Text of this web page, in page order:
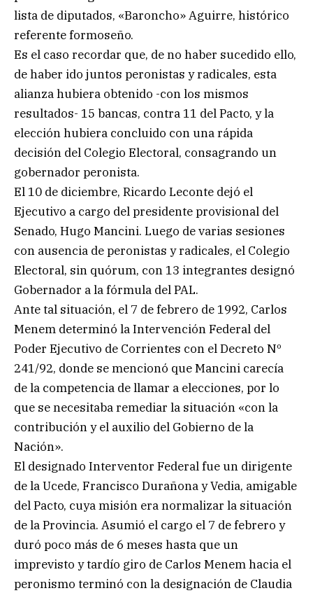
lista de diputados, «Baroncho» Aguirre, histórico
referente formoseño.
Es el caso recordar que, de no haber sucedido ello,
de haber ido juntos peronistas y radicales, esta
alianza hubiera obtenido -con los mismos
resultados- 15 bancas, contra 11 del Pacto, y la
elección hubiera concluido con una rápida
decisión del Colegio Electoral, consagrando un
gobernador peronista.
El 10 de diciembre, Ricardo Leconte dejó el
Ejecutivo a cargo del presidente provisional del
Senado, Hugo Mancini. Luego de varias sesiones
con ausencia de peronistas y radicales, el Colegio
Electoral, sin quórum, con 13 integrantes designó
Gobernador a la fórmula del PAL.
Ante tal situación, el 7 de febrero de 1992, Carlos
Menem determinó la Intervención Federal del
Poder Ejecutivo de Corrientes con el Decreto Nº
241/92, donde se mencionó que Mancini carecía
de la competencia de llamar a elecciones, por lo
que se necesitaba remediar la situación «con la
contribución y el auxilio del Gobierno de la
Nación».
El designado Interventor Federal fue un dirigente
de la Ucede, Francisco Durañona y Vedia, amigable
del Pacto, cuya misión era normalizar la situación
de la Provincia. Asumió el cargo el 7 de febrero y
duró poco más de 6 meses hasta que un
imprevisto y tardío giro de Carlos Menem hacia el
peronismo terminó con la designación de Claudia